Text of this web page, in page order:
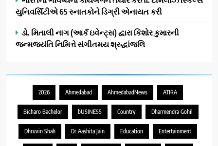
યુનિવર્સિટીએ 65 સ્નાતકોને ડિગ્રી એનાયત કરી
ડો. મિતાલી નાગ (આર્ક ઇવેન્ટ્સ) દ્વારા કિશોર કુમારની
જન્મજયંતિ નિમિત્તે સંગીતમય શ્રદ્ધાંજલિ
2026 Ahmedabad AhmedabadNews ATIRA
Bicharo Bachelor bUSINESS Country Dharmendra Gohil
Dhruvin Shah Dr Aashita Jain Education Entertainment